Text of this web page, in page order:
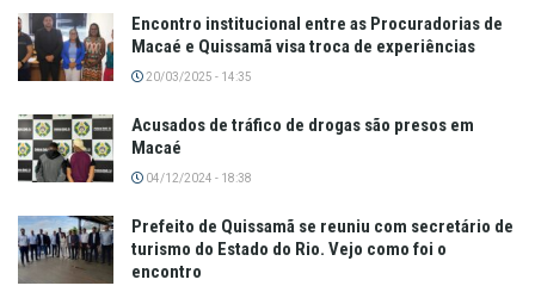
Encontro institucional entre as Procuradorias de
Macaé e Quissamã visa troca de experiências
20/03/2025 - 14:35
Acusados de tráfico de drogas são presos em
Macaé
04/12/2024 - 18:38
Prefeito de Quissamã se reuniu com secretário de
turismo do Estado do Rio. Vejo como foi o
encontro